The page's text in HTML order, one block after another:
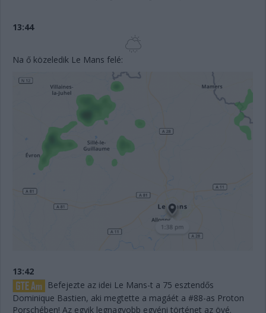
13:44
Na ő közeledik Le Mans felé:
13:42
Befejezte az idei Le Mans-t a 75 esztendős
Dominique Bastien, aki megtette a magáét a #88-as Proton
Porschében! Az egyik legnagyobb egyéni történet az övé.